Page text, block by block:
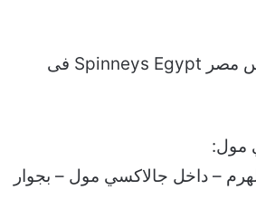
عناوين فروع سبينيس مصر Spinneys Egypt فى
مول:
شارع الهرم – داخل جالاكسي مول – بجوار